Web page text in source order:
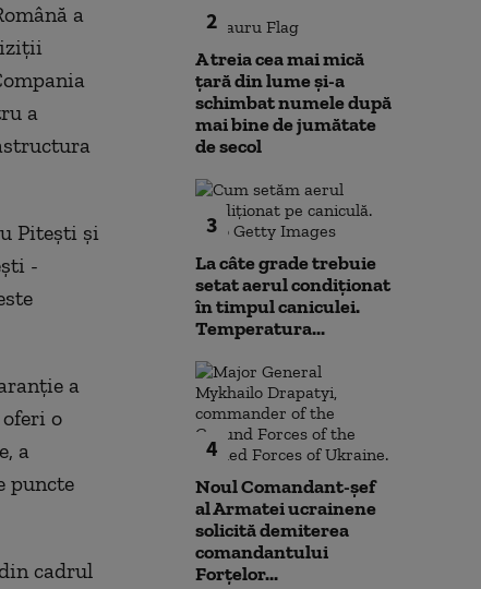
a
a
Pitești și
-
a
o
a
puncte
cadrul
2
A treia cea mai mică
țară din lume și-a
schimbat numele după
mai bine de jumătate
de secol
3
La câte grade trebuie
setat aerul condiționat
în timpul caniculei.
Temperatura...
4
Noul Comandant-șef
al Armatei ucrainene
solicită demiterea
comandantului
Forțelor...